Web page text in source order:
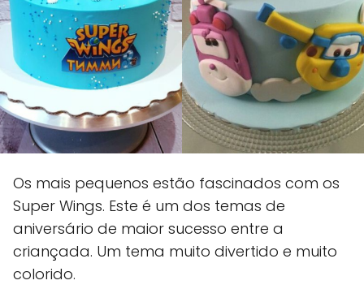
Os mais pequenos estão fascinados com os
Super Wings. Este é um dos temas de
aniversário de maior sucesso entre a
criançada. Um tema muito divertido e muito
colorido.